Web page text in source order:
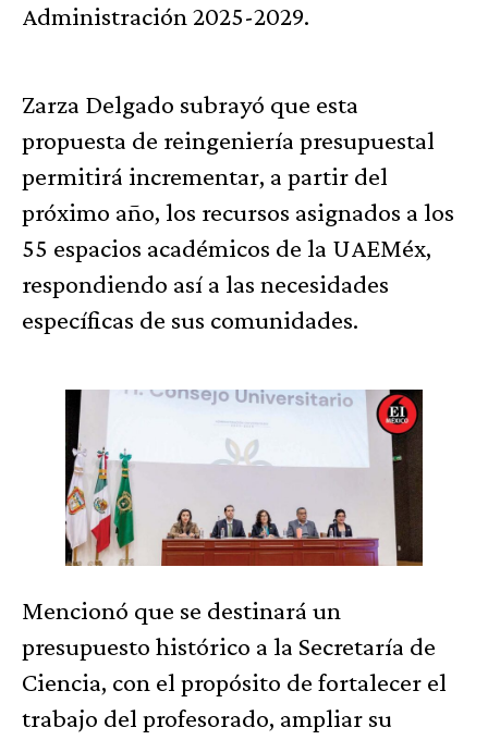
Administración 2025-2029.
Zarza Delgado subrayó que esta
propuesta de reingeniería presupuestal
permitirá incrementar, a partir del
próximo año, los recursos asignados a los
55 espacios académicos de la UAEMéx,
respondiendo así a las necesidades
específicas de sus comunidades.
Mencionó que se destinará un
presupuesto histórico a la Secretaría de
Ciencia, con el propósito de fortalecer el
trabajo del profesorado, ampliar su